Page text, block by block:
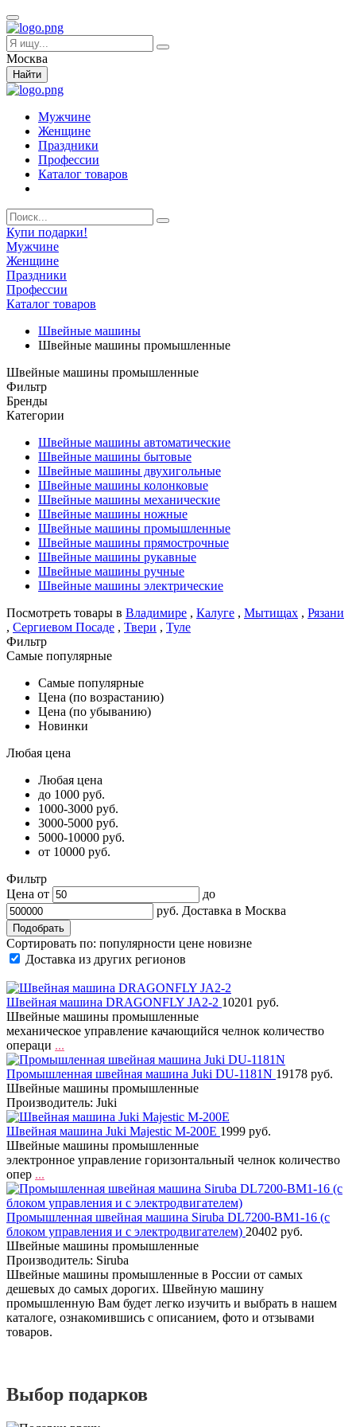
Москва
Найти
Мужчине
Женщине
Праздники
Профессии
Каталог товаров
Купи подарки!
Мужчине
Женщине
Праздники
Профессии
Каталог товаров
Швейные машины
Швейные машины промышленные
Швейные машины промышленные
Фильтр
Бренды
Категории
Швейные машины автоматические
Швейные машины бытовые
Швейные машины двухигольные
Швейные машины колонковые
Швейные машины механические
Швейные машины ножные
Швейные машины промышленные
Швейные машины прямострочные
Швейные машины рукавные
Швейные машины ручные
Швейные машины электрические
Посмотреть товары в Владимире , Калуге , Мытищах , Рязани
, Сергиевом Посаде , Твери , Туле
Фильтр
Самые популярные
Самые популярные
Цена (по возрастанию)
Цена (по убыванию)
Новинки
Любая цена
Любая цена
до 1000 руб.
1000-3000 руб.
3000-5000 руб.
5000-10000 руб.
от 10000 руб.
Фильтр
Цена от
до
руб. Доставка в Москва
Сортировать по: популярности цене новизне
Доставка из других регионов
Швейная машина DRAGONFLY JA2-2 10201 руб.
Швейные машины промышленные
механическое управление качающийся челнок количество
операци ...
Промышленная швейная машина Juki DU-1181N 19178 руб.
Швейные машины промышленные
Производитель: Juki
Швейная машина Juki Majestic M-200E 1999 руб.
Швейные машины промышленные
электронное управление горизонтальный челнок количество
опер ...
Промышленная швейная машина Siruba DL7200-BM1-16 (с
блоком управления и с электродвигателем) 20402 руб.
Швейные машины промышленные
Производитель: Siruba
Швейные машины промышленные в России от самых
дешевых до самых дорогих. Швейную машину
промышленную Вам будет легко изучить и выбрать в нашем
каталоге, ознакомившись с описанием, фото и отзывами
товаров.
Выбор подарков